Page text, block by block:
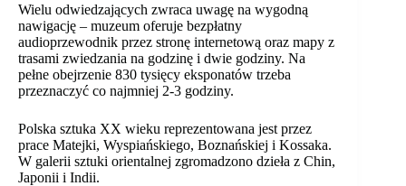
Wielu odwiedzających zwraca uwagę na wygodną
nawigację – muzeum oferuje bezpłatny
audioprzewodnik przez stronę internetową oraz mapy z
trasami zwiedzania na godzinę i dwie godziny. Na
pełne obejrzenie 830 tysięcy eksponatów trzeba
przeznaczyć co najmniej 2-3 godziny.
Polska sztuka XX wieku reprezentowana jest przez
prace Matejki, Wyspiańskiego, Boznańskiej i Kossaka.
W galerii sztuki orientalnej zgromadzono dzieła z Chin,
Japonii i Indii.